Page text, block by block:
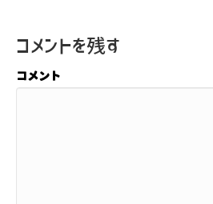
コメントを残す
コメント